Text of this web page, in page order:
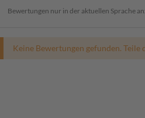
Bewertungen nur in der aktuellen Sprache
Keine Bewertungen gefunden.